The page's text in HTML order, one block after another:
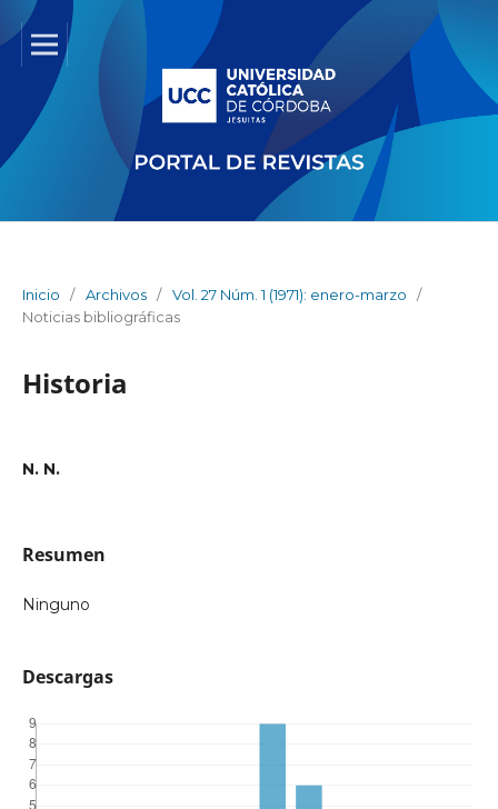
Inicio / Archivos / Vol. 27 Núm. 1 (1971): enero-marzo
/
Noticias bibliográficas
Historia
N. N.
Resumen
Ninguno
Descargas